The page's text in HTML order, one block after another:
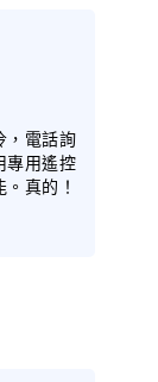
，電話詢
專用遙控
真的！